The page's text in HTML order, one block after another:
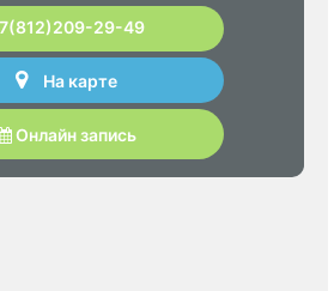
29-49
На карте
Онлайн запись